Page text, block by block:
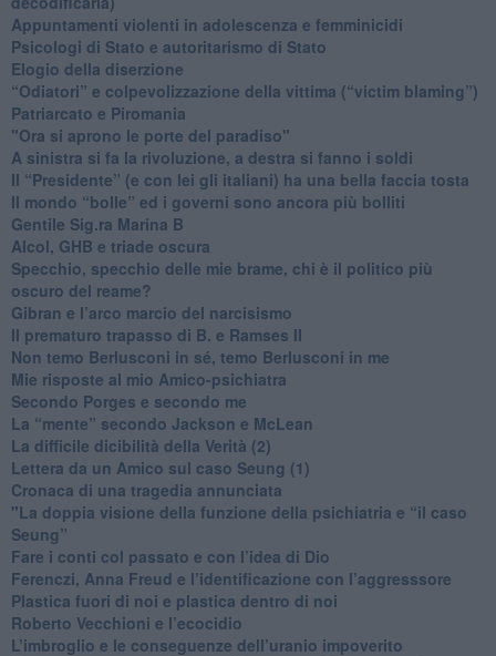
​Appuntamenti violenti in adolescenza e femminicidi
​Psicologi di Stato e autoritarismo di Stato
Elogio della diserzione
“Odiatori” e colpevolizzazione della vittima (“victim blaming”)
​Patriarcato e Piromania
"Ora si aprono le porte del paradiso"
​A sinistra si fa la rivoluzione, a destra si fanno i soldi
​Il “Presidente” (e con lei gli italiani) ha una bella faccia tosta
​Il mondo “bolle” ed i governi sono ancora più bolliti
​Gentile Sig.ra Marina B
​Alcol, GHB e triade oscura
​Specchio, specchio delle mie brame, chi è il politico più
oscuro del reame?
​Gibran e l’arco marcio del narcisismo
​Il prematuro trapasso di B. e Ramses II
​Non temo Berlusconi in sé, temo Berlusconi in me
​Mie risposte al mio Amico-psichiatra
​Secondo Porges e secondo me
​La “mente” secondo Jackson e McLean
La difficile dicibilità della Verità (2)
​Lettera da un Amico sul caso Seung (1)
​Cronaca di una tragedia annunciata
"​La doppia visione della funzione della psichiatria e “il caso
Seung”
​Fare i conti col passato e con l’idea di Dio
​Ferenczi, Anna Freud e l’identificazione con l’aggresssore
Plastica fuori di noi e plastica dentro di noi
​Roberto Vecchioni e l’ecocidio
​L’imbroglio e le conseguenze dell’uranio impoverito